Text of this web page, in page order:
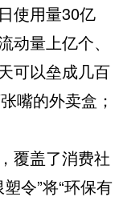
使用量30亿
量上亿个、
可以垒成几百
嘴的外卖盒；
覆盖了消费社
令”将“环保有